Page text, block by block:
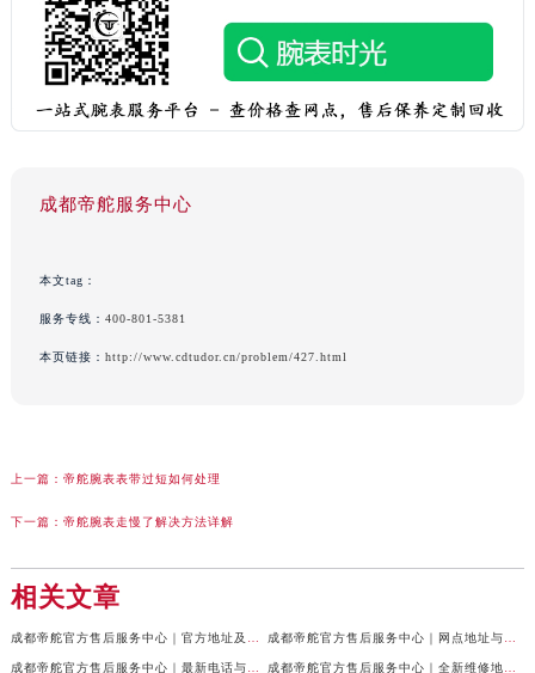
成都帝舵服务中心
本文tag：
服务专线： 400-801-5381
本页链接： http://www.cdtudor.cn/problem/427.html
上一篇： 帝舵腕表表带过短如何处理
下一篇： 帝舵腕表走慢了解决方法详解
相关文章